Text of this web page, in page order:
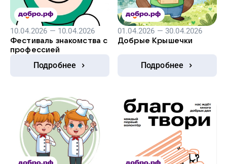
10.04.2026 — 10.04.2026
Фестиваль знакомства с
профессией
Подробнее
01.04.2026 — 30.04.2026
Добрые Крышечки
Подробнее